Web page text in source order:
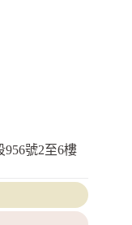
號2至6樓